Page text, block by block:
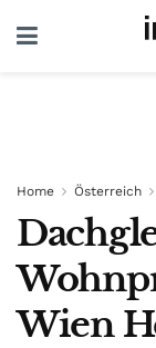
Home Österreich
Wien